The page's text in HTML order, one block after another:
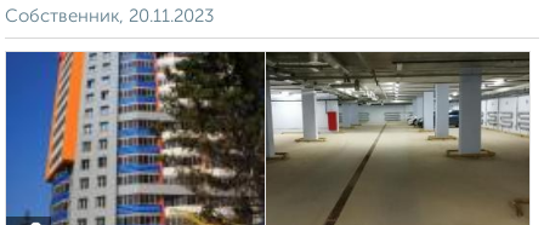
Собственник, 20.11.2023